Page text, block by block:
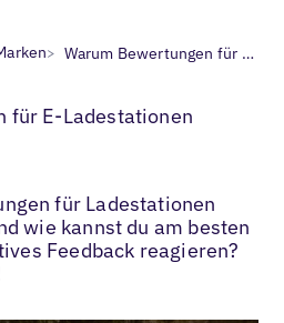
> Warum Bewertungen für E-Ladestationen unverzichtbar sind
für E-Ladestationen
für Ladestationen
wie kannst du am besten
Feedback reagieren?